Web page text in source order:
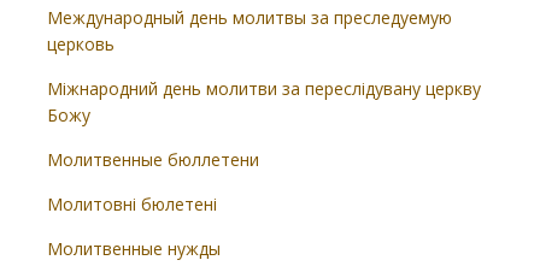
Международный день молитвы за преследуемую
церковь
Міжнародний день молитви за переслідувану церкву
Божу
Молитвенные бюллетени
Молитовні бюлетені
Молитвенные нужды